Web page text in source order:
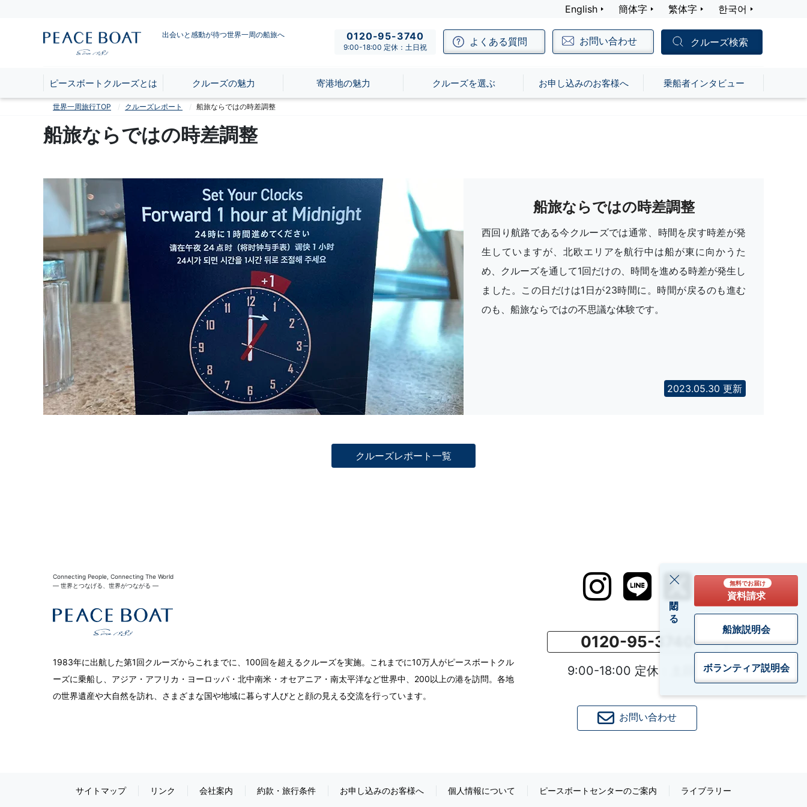
English 簡体字 繁体字 한국어
出会いと感動が待つ世界一周の船旅へ 0120-95-3740
9:00-18:00 定休：土日祝 よくある質問 お問い合わせ クルーズ検索
ピースボートクルーズとは クルーズの魅力 寄港地の魅力 クルーズを選ぶ お申し込みのお客様へ 乗船者インタビュー
閉じる
無料でお届け
資料請求
船旅説明会
ボランティア説明会
世界一周旅行TOP クルーズレポート 船旅ならではの時差調整
船旅ならではの時差調整
船旅ならではの時差調整
西回り航路である今クルーズでは通常、時間を戻す時差が発
生していますが、北欧エリアを航行中は船が東に向かうた
め、クルーズを通して1回だけの、時間を進める時差が発生し
ました。この日だけは1日が23時間に。時間が戻るのも進む
のも、船旅ならではの不思議な体験です。
2023.05.30 更新
クルーズレポート一覧
0120-95-3740
9:00-18:00 定休：土日祝
お問い合わせ
Connecting People, Connecting The World
― 世界とつなげる、世界がつながる ―
1983年に出航した第1回クルーズからこれまでに、100回を超えるクルーズを実施。これまでに10万人がピースボートクル
ーズに乗船し、アジア・アフリカ・ヨーロッパ・北中南米・オセアニア・南太平洋など世界中、200以上の港を訪問。各地
の世界遺産や大自然を訪れ、さまざまな国や地域に暮らす人びとと顔の見える交流を行っています。
サイトマップ リンク 会社案内 約款・旅行条件 お申し込みのお客様へ 個人情報について ピースボートセンターのご案内 ライブラリー